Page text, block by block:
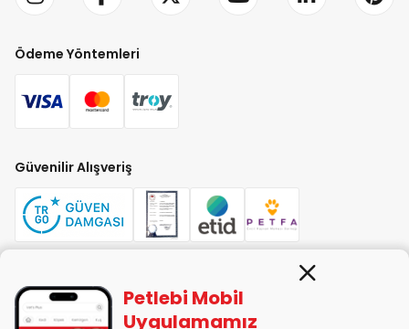
Ödeme Yöntemleri
Güvenilir Alışveriş
PETLEBİ EVCİL HAYVAN ÜRÜNLERİ PAZ. SAN. TİC. LTD. ŞTİ. Alaşarköy Mah.
1. Alaşar Cad. No: 9 Osmangazi/Bursa
Petlebi Mobil
Uygulamamız